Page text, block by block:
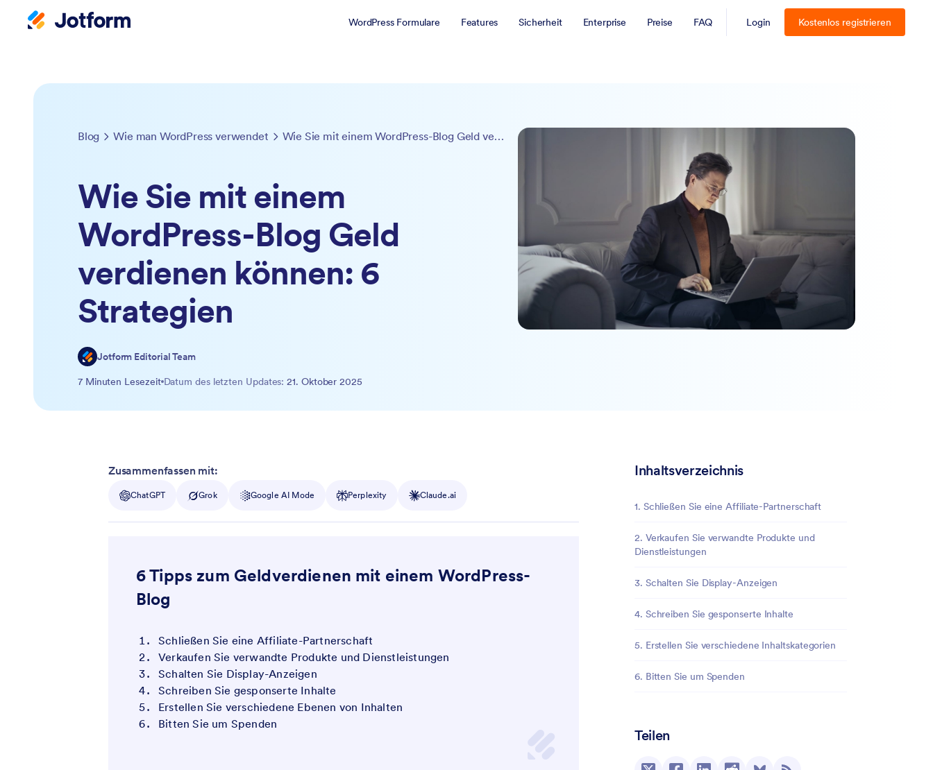
WordPress Formulare Features Sicherheit Enterprise Preise FAQ Login Kostenlos registrieren
Blog Wie man WordPress verwendet Wie Sie mit einem WordPress-Blog Geld verdienen können: 6 Strategien
Wie Sie mit einem
WordPress-Blog Geld
verdienen können: 6
Strategien
Jotform Editorial Team
7 Minuten Lesezeit Datum des letzten Updates: 21. Oktober 2025
Inhaltsverzeichnis
1. Schließen Sie eine Affiliate-Partnerschaft
2. Verkaufen Sie verwandte Produkte und
Dienstleistungen
3. Schalten Sie Display-Anzeigen
4. Schreiben Sie gesponserte Inhalte
5. Erstellen Sie verschiedene Inhaltskategorien
6. Bitten Sie um Spenden
Teilen
Zusammenfassen mit:
ChatGPT Grok Google AI Mode Perplexity Claude.ai
6 Tipps zum Geldverdienen mit einem WordPress-
Blog
Schließen Sie eine Affiliate-Partnerschaft
Verkaufen Sie verwandte Produkte und Dienstleistungen
Schalten Sie Display-Anzeigen
Schreiben Sie gesponserte Inhalte
Erstellen Sie verschiedene Ebenen von Inhalten
Bitten Sie um Spenden